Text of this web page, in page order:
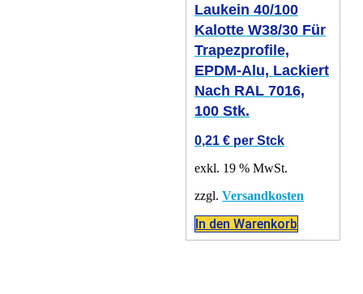
Laukein 40/100
Kalotte W38/30 Für
Trapezprofile,
EPDM-Alu, Lackiert
Nach RAL 7016,
100 Stk.
0,21€ per Stck
exkl. 19 % MwSt.
zzgl.Versandkosten
In den Warenkorb